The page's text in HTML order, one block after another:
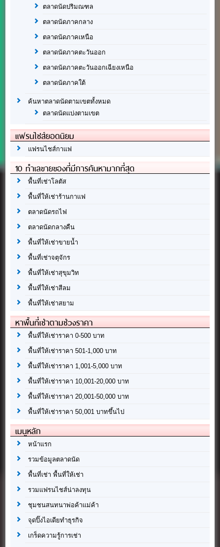
ตลาดนัดปริมณฑล
ตลาดนัดภาคกลาง
ตลาดนัดภาคเหนือ
ตลาดนัดภาคตะวันออก
ตลาดนัดภาคตะวันออกเฉียงเหนือ
ตลาดนัดภาคใต้
ค้นหาตลาดนัดตามเขตทั้งหมด
ตลาดนัดแบ่งตามเขต
แฟรนไชส์ยอดนิยม
แฟรนไชส์กาแฟ
10 ทำเลขายของที่มีการค้นหามากที่สุด
พื้นที่เช่าโลตัส
พื้นที่ให้เช่าร้านกาแฟ
ตลาดนัดรถไฟ
ตลาดนัดกลางคืน
พื้นที่ให้เช่าขายน้ำ
พื้นที่เช่าจตุจักร
พื้นที่ให้เช่าสุขุมวิท
พื้นที่ให้เช่าสีลม
พื้นที่ให้เช่าสยาม
หาพื้นที่เช่าตามช่วงราคา
พื้นที่ให้เช่าราคา 0-500 บาท
พื้นที่ให้เช่าราคา 501-1,000 บาท
พื้นที่ให้เช่าราคา 1,001-5,000 บาท
พื้นที่ให้เช่าราคา 10,001-20,000 บาท
พื้นที่ให้เช่าราคา 20,001-50,000 บาท
พื้นที่ให้เช่าราคา 50,001 บาทขึ้นไป
เมนูหลัก
หน้าแรก
รวมข้อมูลตลาดนัด
พื้นที่เช่า พื้นที่ให้เช่า
รวมแฟรนไชส์น่าลงทุน
ชุมชนสนทนาพ่อค้าแม่ค้า
จุดปิ๊งไอเดียทำธุรกิจ
เกร็ดความรู้การเช่า